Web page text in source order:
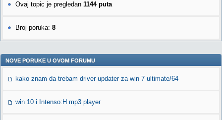
Ovaj topic je pregledan 1144 puta
Broj poruka: 8
NOVE PORUKE U OVOM FORUMU
kako znam da trebam driver updater za win 7 ultimate/64
win 10 i Intenso:H mp3 player